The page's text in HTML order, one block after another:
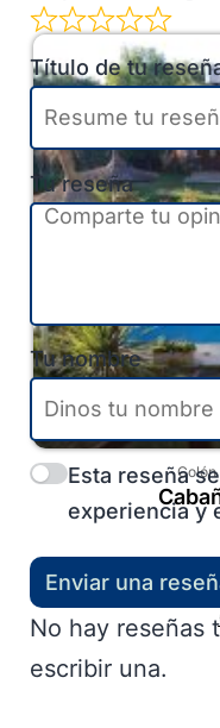
Colón
Título de tu
Tu reseña
Tu nombre
Esta reseña
experiencia y
Enviar una
No hay reseñas
escribir una.